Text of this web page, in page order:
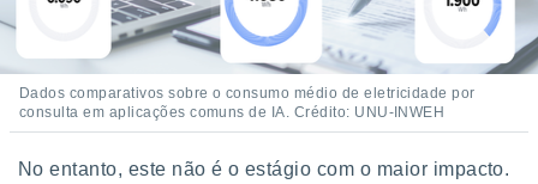
Dados comparativos sobre o consumo médio de eletricidade por
consulta em aplicações comuns de IA. Crédito: UNU-INWEH
No entanto, este não é o estágio com o maior impacto.